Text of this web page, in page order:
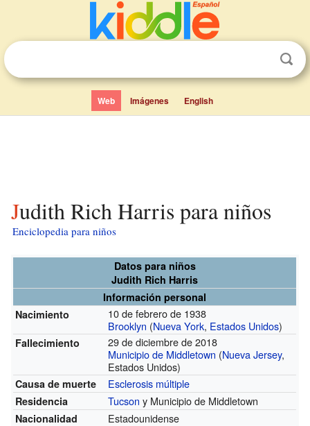
Web Imágenes English
Judith Rich Harris para niños
Enciclopedia para niños
Datos para niños
Judith Rich Harris
Información personal
Nacimiento
10 de febrero de 1938
Brooklyn (Nueva York, Estados Unidos)
Fallecimiento
29 de diciembre de 2018
Municipio de Middletown (Nueva Jersey,
Estados Unidos)
Causa de muerte Esclerosis múltiple
Residencia Tucson y Municipio de Middletown
Nacionalidad Estadounidense